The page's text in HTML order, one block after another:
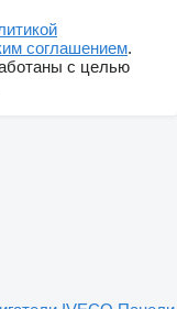
соглашением.
с целью